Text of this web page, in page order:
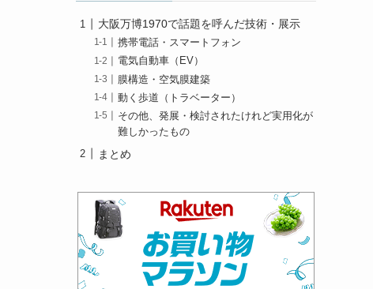
大阪万博1970で話題を呼んだ技術・展示
携帯電話・スマートフォン
電気自動車（EV）
膜構造・空気膜建築
動く歩道（トラベーター）
その他、発展・検討されたけれど実用化が
難しかったもの
まとめ